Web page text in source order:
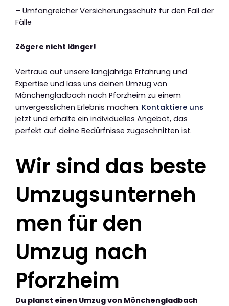
– Umfangreicher Versicherungsschutz für den Fall der
Fälle
Zögere nicht länger!
Vertraue auf unsere langjährige Erfahrung und
Expertise und lass uns deinen Umzug von
Mönchengladbach nach Pforzheim zu einem
unvergesslichen Erlebnis machen. Kontaktiere uns
jetzt und erhalte ein individuelles Angebot, das
perfekt auf deine Bedürfnisse zugeschnitten ist.
Wir sind das beste
Umzugsunterneh
men für den
Umzug nach
Pforzheim
Du planst einen Umzug von Mönchengladbach